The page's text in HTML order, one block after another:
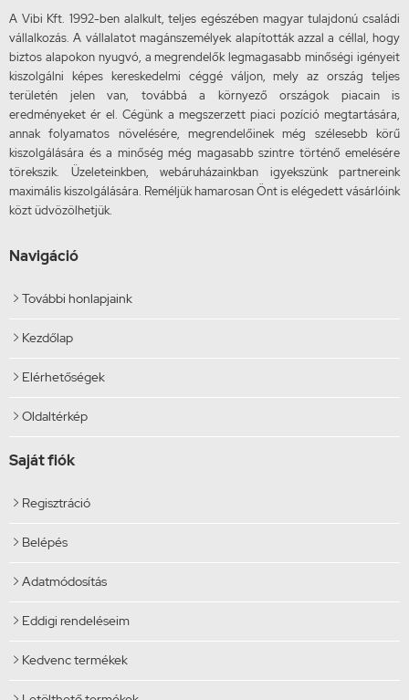
A Vibi Kft. 1992-ben alalkult, teljes egészében magyar tulajdonú családi
vállalkozás. A vállalatot magánszemélyek alapították azzal a céllal, hogy
biztos alapokon nyugvó, a megrendelők legmagasabb minőségi igényeit
kiszolgálni képes kereskedelmi céggé váljon, mely az ország teljes
területén jelen van, továbbá a környező országok piacain is
eredményeket ér el. Cégünk a megszerzett piaci pozíció megtartására,
annak folyamatos növelésére, megrendelőinek még szélesebb körű
kiszolgálására és a minőség még magasabb szintre történő emelésére
törekszik. Üzeleteinkben, webáruházainkban igyekszünk partnereink
maximális kiszolgálására. Reméljük hamarosan Önt is elégedett vásárlóink
közt üdvözölhetjük.
Navigáció
 További honlapjaink
 Kezdőlap
 Elérhetőségek
 Oldaltérkép
Saját fiók
 Regisztráció
 Belépés
 Adatmódosítás
 Eddigi rendeléseim
 Kedvenc termékek